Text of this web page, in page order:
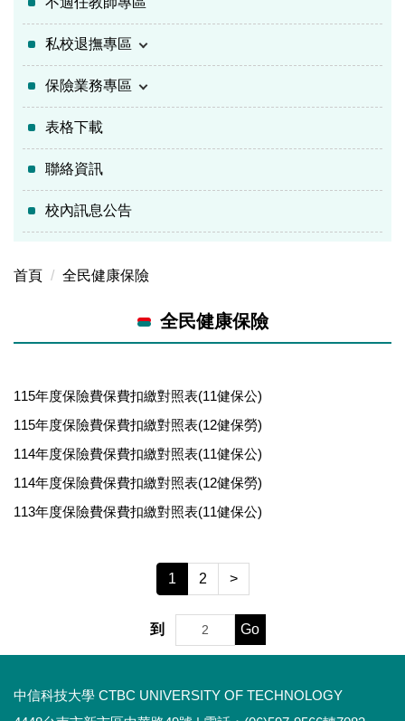
私校退撫專區
保險業務專區
表格下載
聯絡資訊
校內訊息公告
首頁 全民健康保險
全民健康保險
115年度保險費保費扣繳對照表(11健保公)
115年度保險費保費扣繳對照表(12健保勞)
114年度保險費保費扣繳對照表(11健保公)
114年度保險費保費扣繳對照表(12健保勞)
113年度保險費保費扣繳對照表(11健保公)
1 2 >
到 Go
中信科技大學 CTBC UNIVERSITY OF TECHNOLOGY